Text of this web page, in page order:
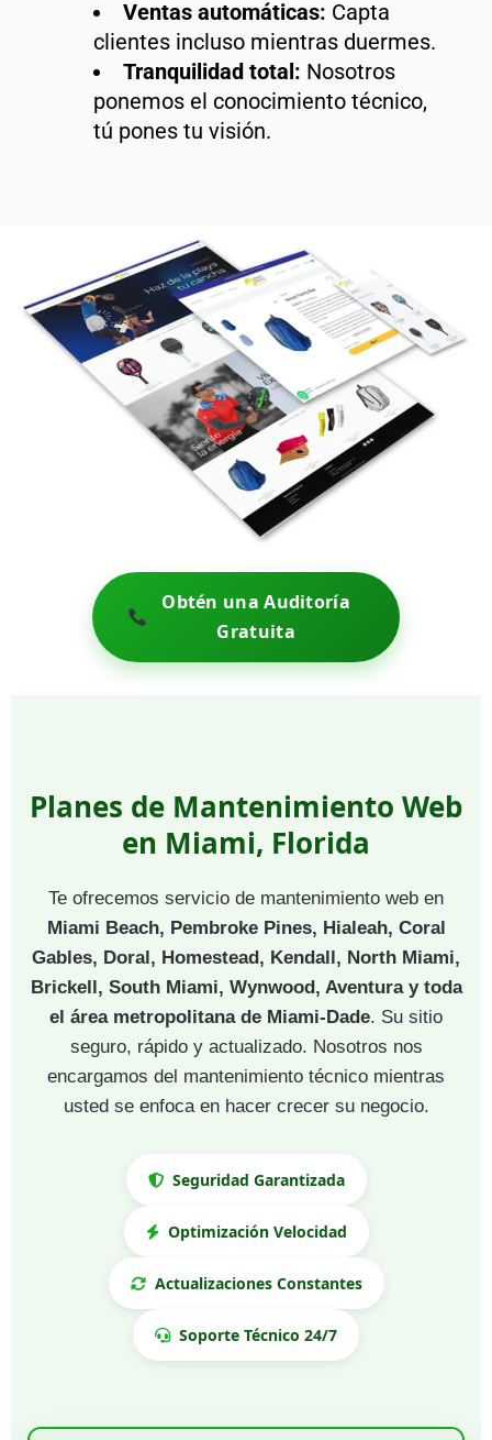
Ventas automáticas: Capta
clientes incluso mientras duermes.
Tranquilidad total: Nosotros
ponemos el conocimiento técnico,
tú pones tu visión.
Obtén una Auditoría
Gratuita
Planes de Mantenimiento Web
en Miami, Florida
Te ofrecemos servicio de mantenimiento web en
Miami Beach, Pembroke Pines, Hialeah, Coral
Gables, Doral, Homestead, Kendall, North Miami,
Brickell, South Miami, Wynwood, Aventura y toda
el área metropolitana de Miami-Dade. Su sitio
seguro, rápido y actualizado. Nosotros nos
encargamos del mantenimiento técnico mientras
usted se enfoca en hacer crecer su negocio.
Seguridad Garantizada
Optimización Velocidad
Actualizaciones Constantes
Soporte Técnico 24/7